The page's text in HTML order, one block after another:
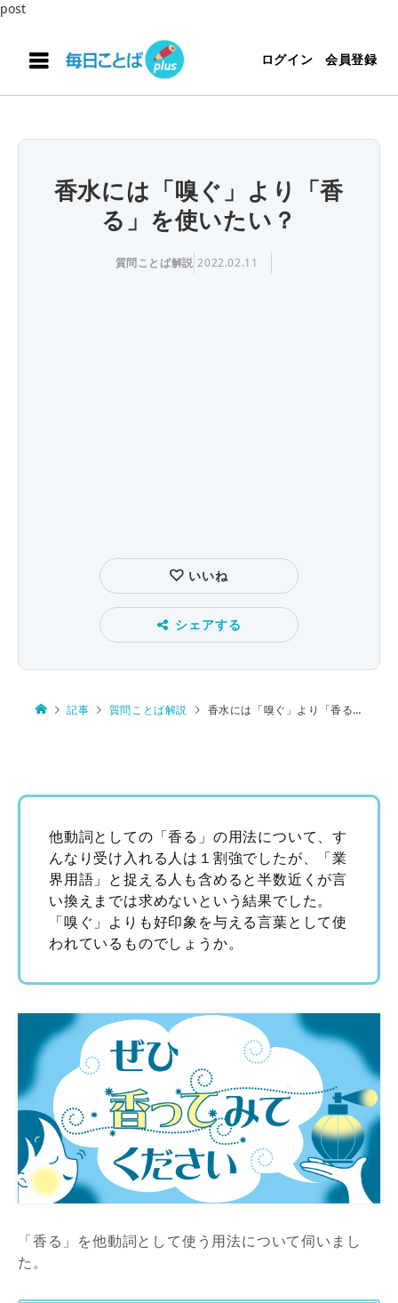
post
ログイン 会員登録
香水には「嗅ぐ」より「香
る」を使いたい？
質問ことば解説 2022.02.11
いいね
シェアする
記事 質問ことば解説 香水には「嗅ぐ」より「香る」を使いたい？
他動詞としての「香る」の用法について、す
んなり受け入れる人は１割強でしたが、「業
界用語」と捉える人も含めると半数近くが言
い換えまでは求めないという結果でした。
「嗅ぐ」よりも好印象を与える言葉として使
われているものでしょうか。
「香る」を他動詞として使う用法について伺いまし
た。